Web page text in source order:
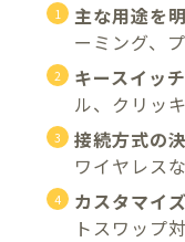
主な用途を
ーミング、
キースイッ
ル、クリッ
接続方式の
ワイヤレス
カスタマイ
トスワップ